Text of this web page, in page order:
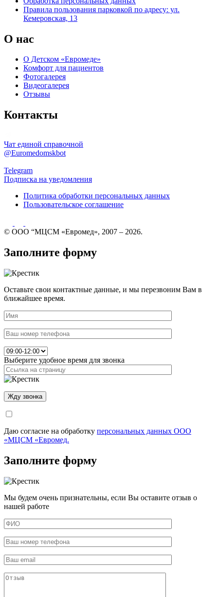
Правила пользования парковкой по адресу: ул.
Кемеровская, 13
О нас
О Детском «Евромеде»
Комфорт для пациентов
Фотогалерея
Видеогалерея
Отзывы
Контакты
Чат единой справочной
@Euromedomskbot
Telegram
Подписка на уведомления
Политика обработки персональных данных
Пользовательское соглашение
© ООО “МЦСМ «Евромед», 2007 – 2026.
Заполните форму
Оставьте свои контактные данные, и мы перезвоним Вам в
ближайшее время.
Выберите удобное время для звонка
Даю согласие на обработку персональных данных ООО
«МЦСМ «Евромед.
Заполните форму
Мы будем очень признательны, если Вы оставите отзыв о
нашей работе